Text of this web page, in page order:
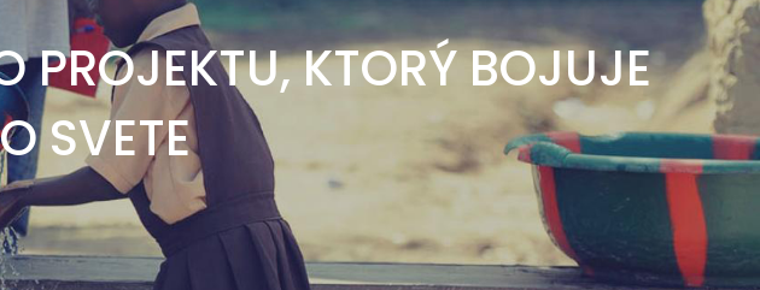
PROJEKTU, KTORÝ BOJUJE
SVETE